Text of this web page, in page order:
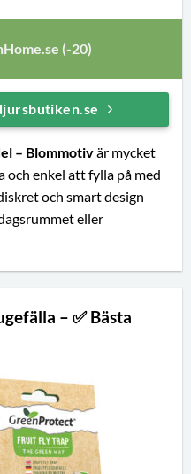
(-20)
– Blommotivär mycket
och enkel att fylla på med
och smart design
eller
– ✅ Bästa